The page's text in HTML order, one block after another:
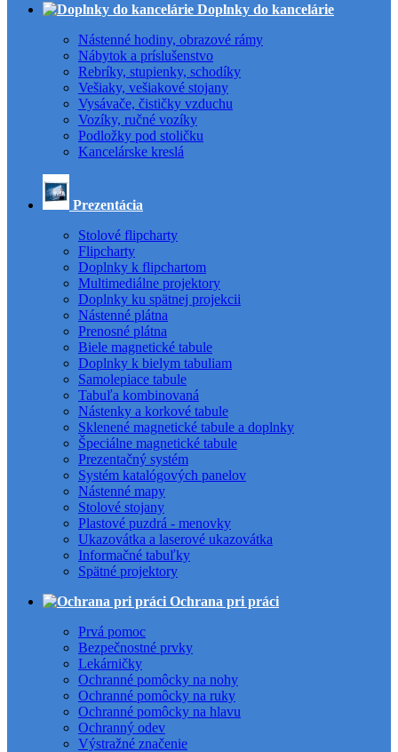
Doplnky do kancelárie
Nástenné hodiny, obrazové rámy
Nábytok a príslušenstvo
Rebríky, stupienky, schodíky
Vešiaky, vešiakové stojany
Vysávače, čističky vzduchu
Vozíky, ručné vozíky
Podložky pod stoličku
Kancelárske kreslá
Prezentácia
Stolové flipcharty
Flipcharty
Doplnky k flipchartom
Multimediálne projektory
Doplnky ku spätnej projekcii
Nástenné plátna
Prenosné plátna
Biele magnetické tabule
Doplnky k bielym tabuliam
Samolepiace tabule
Tabuľa kombinovaná
Nástenky a korkové tabule
Sklenené magnetické tabule a doplnky
Špeciálne magnetické tabule
Prezentačný systém
Systém katalógových panelov
Nástenné mapy
Stolové stojany
Plastové puzdrá - menovky
Ukazovátka a laserové ukazovátka
Informačné tabuľky
Spätné projektory
Ochrana pri práci
Prvá pomoc
Bezpečnostné prvky
Lekárničky
Ochranné pomôcky na nohy
Ochranné pomôcky na ruky
Ochranné pomôcky na hlavu
Ochranný odev
Výstražné značenie